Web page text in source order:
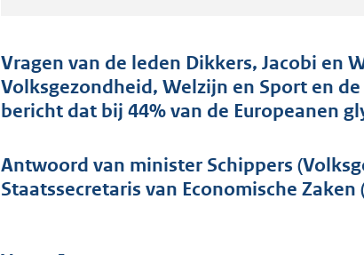
Vragen van de leden Dikkers, Jacobi en
Volksgezondheid, Welzijn en Sport en
bericht dat bij 44% van de Europeanen
Antwoord van minister Schippers
Staatssecretaris van Economische